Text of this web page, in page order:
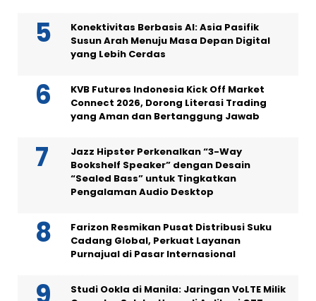
Konektivitas Berbasis AI: Asia Pasifik
Susun Arah Menuju Masa Depan Digital
yang Lebih Cerdas
KVB Futures Indonesia Kick Off Market
Connect 2026, Dorong Literasi Trading
yang Aman dan Bertanggung Jawab
Jazz Hipster Perkenalkan “3-Way
Bookshelf Speaker” dengan Desain
“Sealed Bass” untuk Tingkatkan
Pengalaman Audio Desktop
Farizon Resmikan Pusat Distribusi Suku
Cadang Global, Perkuat Layanan
Purnajual di Pasar Internasional
Studi Ookla di Manila: Jaringan VoLTE Milik